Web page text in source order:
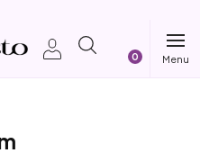
Nákupný